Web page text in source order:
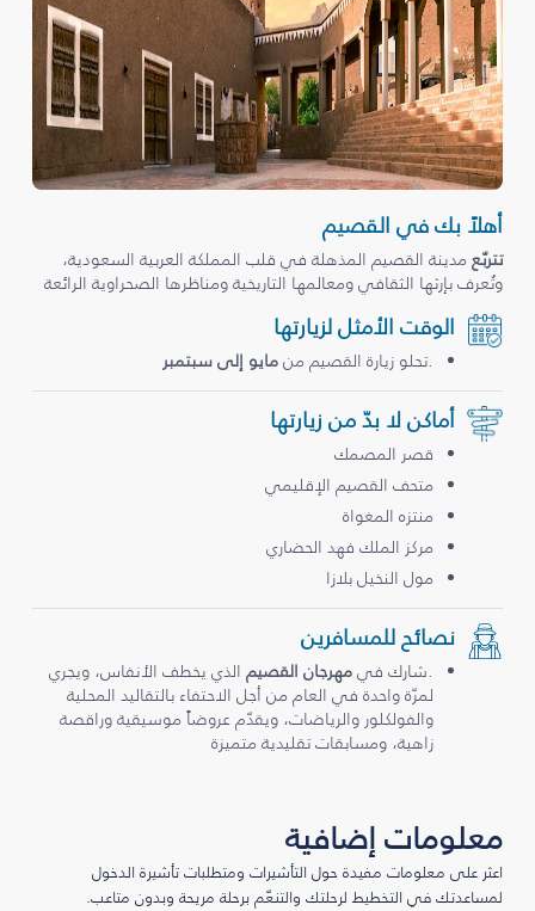
أهلاً بك في القصيم
تتربّعمدينة القصيم المذهلة في قلب المملكة العربية السعودية،
وتُعرف بإرثها الثقافي ومعالمها التاريخية ومناظرها الصحراوية الرائعة
الوقت الأمثل لزيارتها
.تحلو زيارة القصيم منمايو إلى سبتمبر
أماكن لا بدّ من زيارتها
قصر المصمك
متحف القصيم الإقليمي
منتزه المغواة
مركز الملك فهد الحضاري
مول النخيل بلازا
نصائح للمسافرين
.شارك فيمهرجان القصيمالذي يخطف الأنفاس، ويجري
لمرّة واحدة في العام من أجل الاحتفاء بالتقاليد المحلية
والفولكلور والرياضات، ويقدّم عروضاً موسيقية وراقصة
زاهية، ومسابقات تقليدية متميزة
معلومات إضافية
اعثر على معلومات مفيدة حول التأشيرات ومتطلبات تأشيرة الدخول
لمساعدتك في التخطيط لرحلتك والتنعّم برحلة مريحة وبدون متاعب.